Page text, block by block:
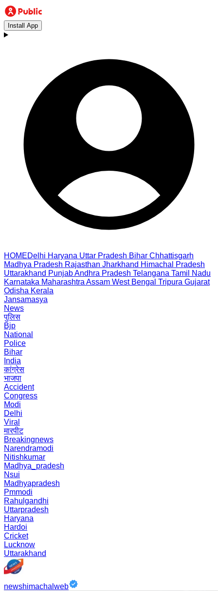
Install App
HOMEDelhi Haryana Uttar Pradesh Bihar Chhattisgarh
Madhya Pradesh Rajasthan Jharkhand Himachal Pradesh
Uttarakhand PunjabAndhra Pradesh Telangana Tamil Nadu
Karnataka Maharashtra Assam West Bengal Tripura Gujarat
Odisha Kerala
Jansamasya
News
पुलिस
Bjp
National
Police
Bihar
India
कांग्रेस
भाजपा
Accident
Congress
Modi
Delhi
Viral
मारपीट
Breakingnews
Narendramodi
Nitishkumar
Madhya_pradesh
Nsui
Madhyapradesh
Pmmodi
Rahulgandhi
Uttarpradesh
Haryana
Hardoi
Cricket
Lucknow
Uttarakhand
newshimachalweb